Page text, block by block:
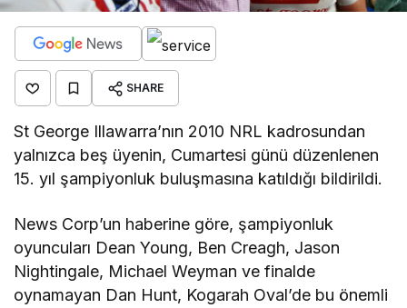
SHARE
St George Illawarra’nın 2010 NRL kadrosundan
yalnızca beş üyenin, Cumartesi günü düzenlenen
15. yıl şampiyonluk buluşmasına katıldığı bildirildi.
News Corp’un haberine göre, şampiyonluk
oyuncuları Dean Young, Ben Creagh, Jason
Nightingale, Michael Weyman ve finalde
oynamayan Dan Hunt, Kogarah Oval’de bu önemli